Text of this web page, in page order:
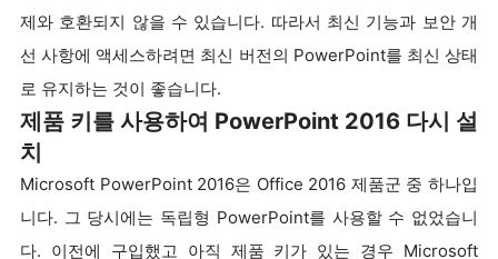
제와 호환되지 않을 수 있습니다. 따라서 최신 기능과 보안 개
선 사항에 액세스하려면 최신 버전의 PowerPoint를 최신 상태
로 유지하는 것이 좋습니다.
제품 키를 사용하여 PowerPoint 2016 다시 설
치
Microsoft PowerPoint 2016은 Office 2016 제품군 중 하나입
니다. 그 당시에는 독립형 PowerPoint를 사용할 수 없었습니
다. 이전에 구입했고 아직 제품 키가 있는 경우 Microsoft